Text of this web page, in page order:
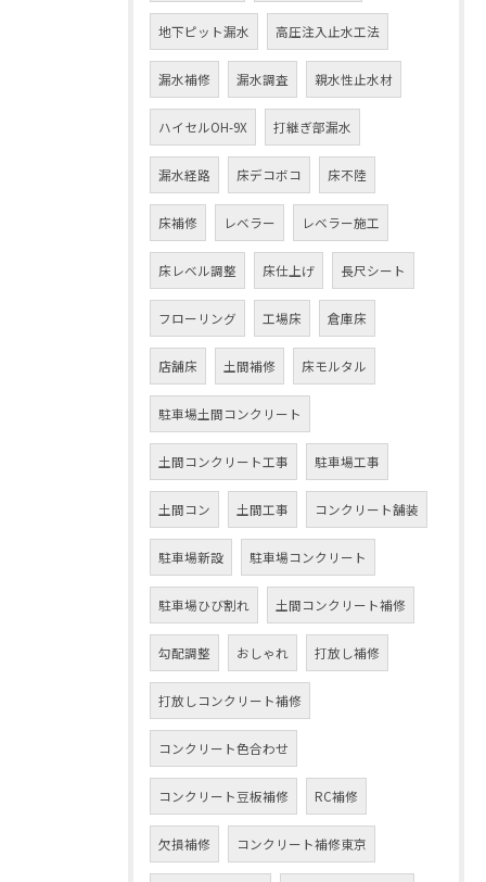
地下ピット漏水 高圧注入止水工法
漏水補修 漏水調査 親水性止水材
ハイセルOH-9X 打継ぎ部漏水
漏水経路 床デコボコ 床不陸
床補修 レベラー レベラー施工
床レベル調整 床仕上げ 長尺シート
フローリング 工場床 倉庫床
店舗床 土間補修 床モルタル
駐車場土間コンクリート
土間コンクリート工事 駐車場工事
土間コン 土間工事 コンクリート舗装
駐車場新設 駐車場コンクリート
駐車場ひび割れ 土間コンクリート補修
勾配調整 おしゃれ 打放し補修
打放しコンクリート補修
コンクリート色合わせ
コンクリート豆板補修 RC補修
欠損補修 コンクリート補修東京